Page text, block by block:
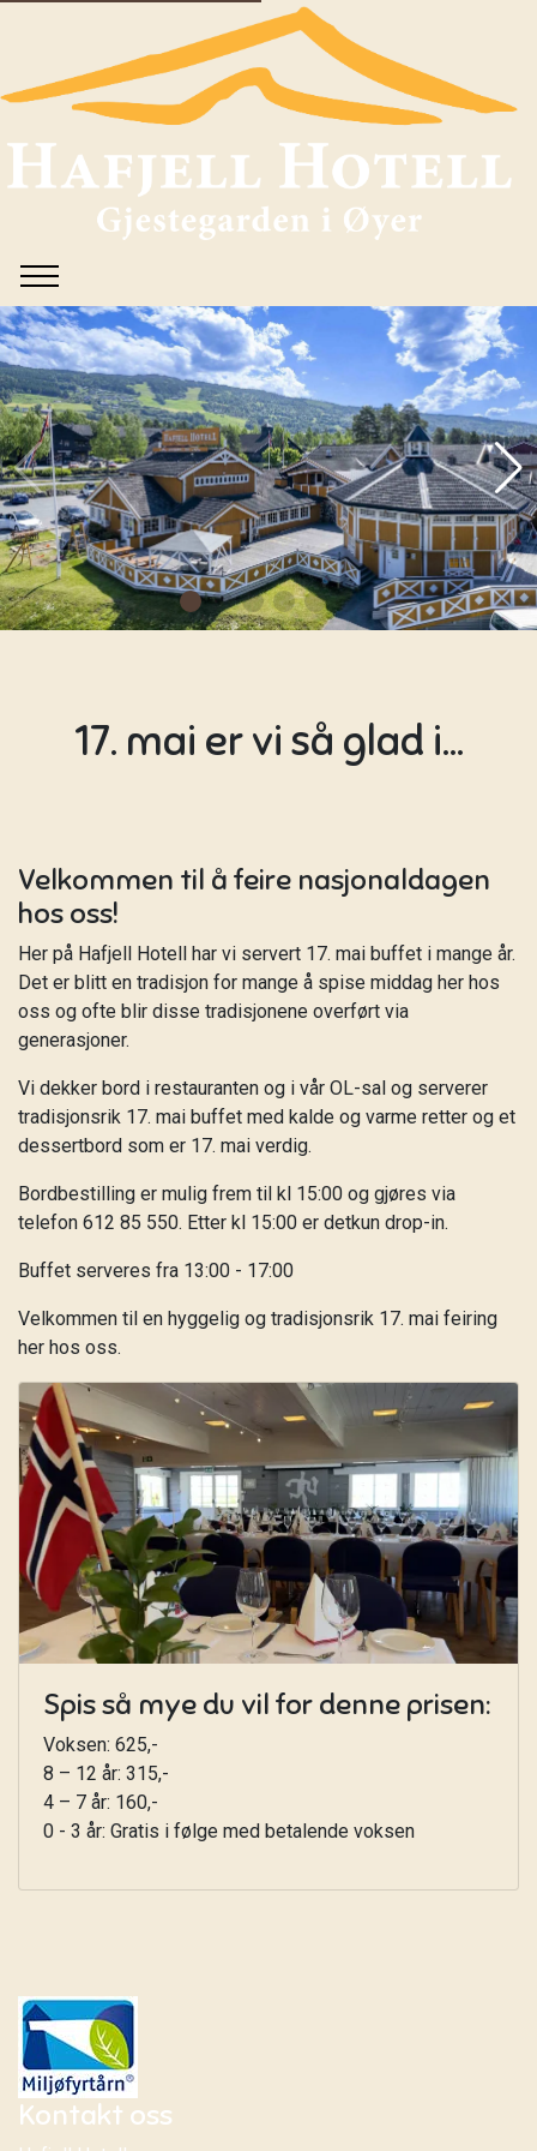
17. mai er vi så glad i...
Velkommen til å feire nasjonaldagen
hos oss!
Her på Hafjell Hotell har vi servert 17. mai buffet i mange år.
Det er blitt en tradisjon for mange å spise middag her hos
oss og ofte blir disse tradisjonene overført via
generasjoner.
Vi dekker bord i restauranten og i vår OL-sal og serverer
tradisjonsrik 17. mai buffet med kalde og varme retter og et
dessertbord som er 17. mai verdig.
Bordbestilling er mulig frem til kl 15:00 og gjøres via
telefon 612 85 550. Etter kl 15:00 er detkun drop-in.
Buffet serveres fra 13:00 - 17:00
Velkommen til en hyggelig og tradisjonsrik 17. mai feiring
her hos oss.
Spis så mye du vil for denne prisen:
Voksen: 625,-
8 – 12 år: 315,-
4 – 7 år: 160,-
0 - 3 år: Gratis i følge med betalende voksen
Kontakt oss